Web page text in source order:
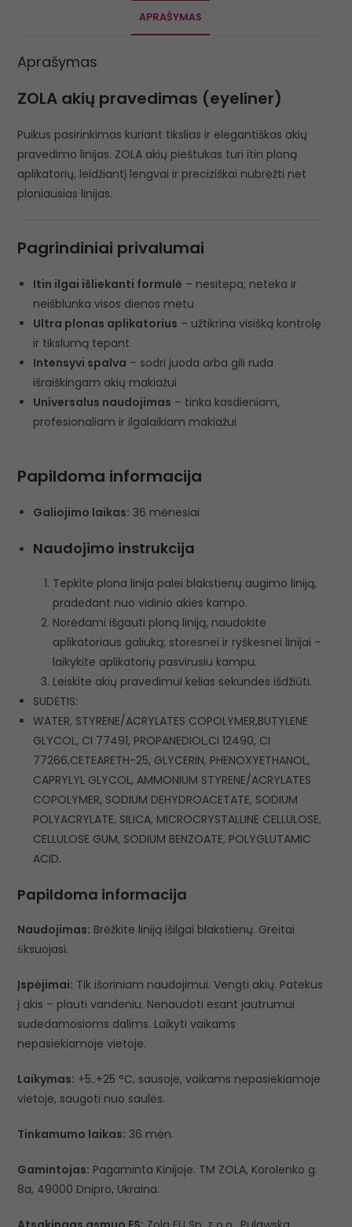
APRAŠYMAS
Aprašymas
ZOLA akių pravedimas (eyeliner)
Puikus pasirinkimas kuriant tikslias ir elegantiškas akių
pravedimo linijas. ZOLA akių pieštukas turi itin ploną
aplikatorių, leidžiantį lengvai ir preciziškai nubrėžti net
ploniausias linijas.
Pagrindiniai privalumai
Itin ilgai išliekanti formulė – nesitepa, neteka ir
neišblunka visos dienos metu
Ultra plonas aplikatorius – užtikrina visišką kontrolę
ir tikslumą tepant
Intensyvi spalva – sodri juoda arba gili ruda
išraiškingam akių makiažui
Universalus naudojimas – tinka kasdieniam,
profesionaliam ir ilgalaikiam makiažui
Papildoma informacija
Galiojimo laikas: 36 mėnesiai
Naudojimo instrukcija
Tepkite plona linija palei blakstienų augimo liniją,
pradedant nuo vidinio akies kampo.
Norėdami išgauti ploną liniją, naudokite
aplikatoriaus galiuką; storesnei ir ryškesnei linijai –
laikykite aplikatorių pasvirusiu kampu.
Leiskite akių pravedimui kelias sekundes išdžiūti.
SUDĖTIS:
WATER, STYRENE/ACRYLATES COPOLYMER,BUTYLENE
GLYCOL, CI 77491, PROPANEDIOL,CI 12490, CI
77266,CETEARETH-25, GLYCERIN, PHENOXYETHANOL,
CAPRYLYL GLYCOL, AMMONIUM STYRENE/ACRYLATES
COPOLYMER, SODIUM DEHYDROACETATE, SODIUM
POLYACRYLATE, SILICA, MICROCRYSTALLINE CELLULOSE,
CELLULOSE GUM, SODIUM BENZOATE, POLYGLUTAMIC
ACID.
Papildoma informacija
Naudojimas: Brėžkite liniją išilgai blakstienų. Greitai
ﬁksuojasi.
Įspėjimai: Tik išoriniam naudojimui. Vengti akių. Patekus
į akis – plauti vandeniu. Nenaudoti esant jautrumui
sudedamosioms dalims. Laikyti vaikams
nepasiekiamoje vietoje.
Laikymas: +5..+25 °C, sausoje, vaikams nepasiekiamoje
vietoje, saugoti nuo saulės.
Tinkamumo laikas: 36 mėn.
Gamintojas: Pagaminta Kinijoje. TM ZOLA, Korolenko g.
8a, 49000 Dnipro, Ukraina.